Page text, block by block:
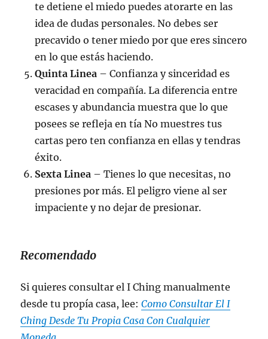
te detiene el miedo puedes atorarte en las
idea de dudas personales. No debes ser
precavido o tener miedo por que eres sincero
en lo que estás haciendo.
Quinta Linea – Confianza y sinceridad es
veracidad en compañía. La diferencia entre
escases y abundancia muestra que lo que
posees se refleja en tía No muestres tus
cartas pero ten confianza en ellas y tendras
éxito.
Sexta Linea – Tienes lo que necesitas, no
presiones por más. El peligro viene al ser
impaciente y no dejar de presionar.
Recomendado
Si quieres consultar el I Ching manualmente
desde tu propía casa, lee:Como Consultar El I
Ching Desde Tu Propia Casa Con Cualquier